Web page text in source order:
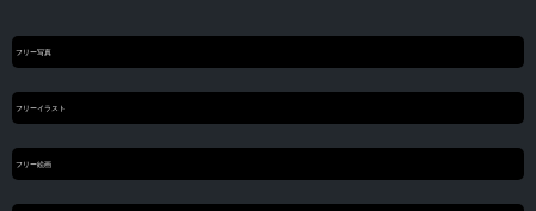
フリー写真
フリーイラスト
フリー絵画